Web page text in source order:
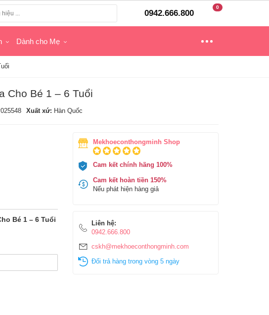
0942.666.800
0
Dành cho Mẹ
Cho Bé 1 – 6 Tuổi
Xuất xứ: Hàn Quốc
Bé 1 – 6 Tuổi
Mekhoeconthongminh Shop
Cam kết chính hãng 100%
Cam kết hoàn tiền 150%
Nếu phát hiện hàng giả
Liên hệ:
0942.666.800
cskh@mekhoeconthongminh.com
Đổi trả hàng trong vòng 5 ngày